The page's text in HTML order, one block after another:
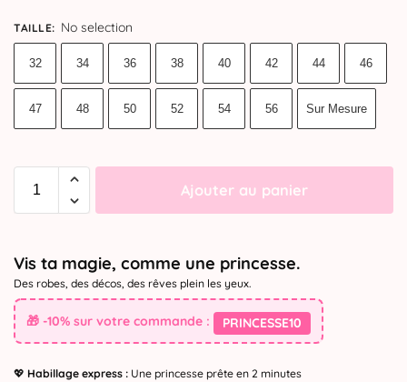
TAILLE: No selection
32 34 36 38 40 42 44 46
47 48 50 52 54 56 Sur Mesure
Ajouter au panier
Vis ta magie, comme une princesse.
Des robes, des décos, des rêves plein les yeux.
🎁 -10% sur votre commande : PRINCESSE10
💖 Habillage express : Une princesse prête en 2 minutes